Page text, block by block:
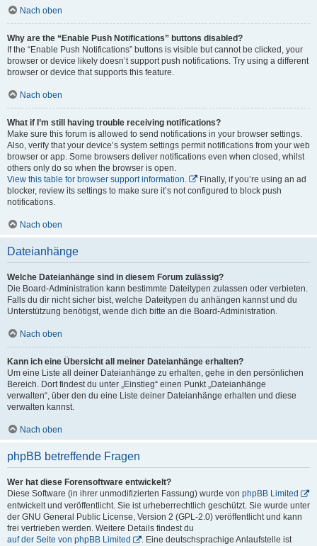
Nach oben
Why are the “Enable Push Notifications” buttons disabled?
If the “Enable Push Notifications” buttons is visible but cannot be clicked, your
browser or device likely doesn’t support push notifications. Try using a different
browser or device that supports this feature.
Nach oben
What if I’m still having trouble receiving notifications?
Make sure this forum is allowed to send notifications in your browser settings.
Also, verify that your device’s system settings permit notifications from your web
browser or app. Some browsers deliver notifications even when closed, whilst
others only do so when the browser is open.
View this table for browser support information.
Finally, if you’re using an ad
blocker, review its settings to make sure it’s not configured to block push
notifications.
Nach oben
Dateianhänge
Welche Dateianhänge sind in diesem Forum zulässig?
Die Board-Administration kann bestimmte Dateitypen zulassen oder verbieten.
Falls du dir nicht sicher bist, welche Dateitypen du anhängen kannst und du
Unterstützung benötigst, wende dich bitte an die Board-Administration.
Nach oben
Kann ich eine Übersicht all meiner Dateianhänge erhalten?
Um eine Liste all deiner Dateianhänge zu erhalten, gehe in den persönlichen
Bereich. Dort findest du unter „Einstieg“ einen Punkt „Dateianhänge
verwalten“, über den du eine Liste deiner Dateianhänge erhalten und diese
verwalten kannst.
Nach oben
phpBB betreffende Fragen
Wer hat diese Forensoftware entwickelt?
Diese Software (in ihrer unmodifizierten Fassung) wurde von phpBB Limited
entwickelt und veröffentlicht. Sie ist urheberrechtlich geschützt. Sie wurde unter
der GNU General Public License, Version 2 (GPL-2.0) veröffentlicht und kann
frei vertrieben werden. Weitere Details findest du
auf der Seite von phpBB Limited
. Eine deutschsprachige Anlaufstelle ist